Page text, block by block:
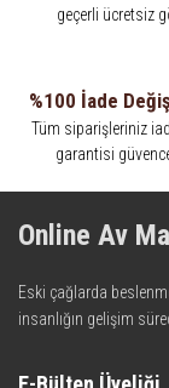
geçerli ücretsiz
%100 İade
Tüm siparişleriniz
garantisi
Online Av
Eski çağlarda
insanlığın gelişim
teknolojinin